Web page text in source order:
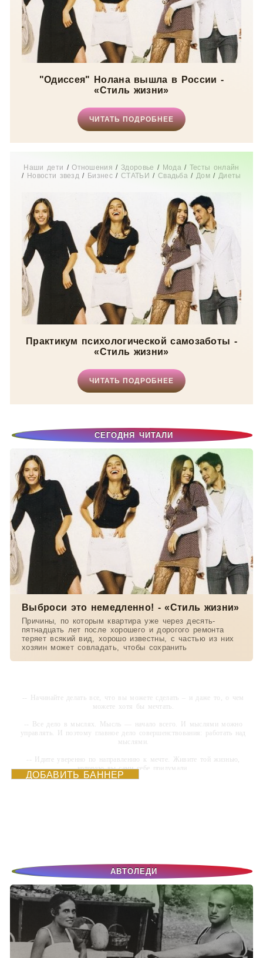
"Одиссея" Нолана вышла в России -
«Стиль жизни»
ЧИТАТЬ ПОДРОБНЕЕ
Наши дети /Отношения /Здоровье / Мода/ Тесты онлайн
/ Новости звезд / Бизнес / СТАТЬИ / Свадьба /Дом /Диеты
Практикум психологической самозаботы -
«Стиль жизни»
ЧИТАТЬ ПОДРОБНЕЕ
СЕГОДНЯ ЧИТАЛИ
Выброси это немедленно! - «Стиль жизни»
Причины, по которым квартира уже через десять-
пятнадцать лет после хорошего и дорогого ремонта
теряет всякий вид, хорошо известны, с частью из них
хозяин может совладать, чтобы сохранить
-- Начинайте делать все, что вы можете сделать – и даже то, о чем
можете хотя бы мечтать.
-- Все дело в мыслях. Мысль — начало всего. И мыслями можно
управлять. И поэтому главное дело совершенствования: работать над
мыслями.
-- Идите уверенно по направлению к мечте. Живите той жизнью,
которую вы сами себе придумали.
ДОБАВИТЬ БАННЕР
АВТОЛЕДИ